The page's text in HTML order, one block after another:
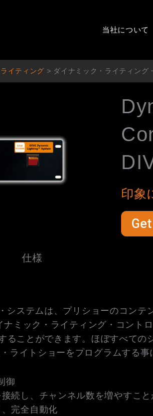
当社について
イティング > ダイナミック・ライティング
印象
仕様
ステムは、プリショーのコンテ
ミック・ライティング・コント
ることができます。ほぼすべて
ライトショーをプログラムする
御
続し、チャンネル数を増やすこと
完全自動化